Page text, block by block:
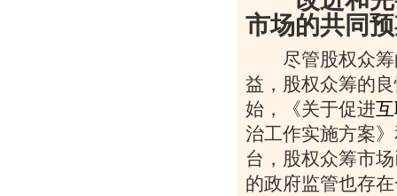
市场的共同
尽管股权众筹
益，股权众筹的
始，《关于促进
治工作实施方案
台，股权众筹市
的政府监管也存